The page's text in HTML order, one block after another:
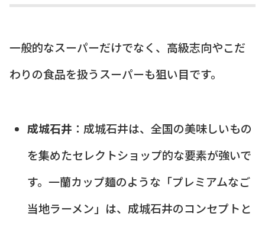
一般的なスーパーだけでなく、高級志向やこだ
わりの食品を扱うスーパーも狙い目です。
成城石井 ：成城石井は、全国の美味しいもの
を集めたセレクトショップ的な要素が強いで
す。一蘭カップ麺のような「プレミアムなご
当地ラーメン」は、成城石井のコンセプトと